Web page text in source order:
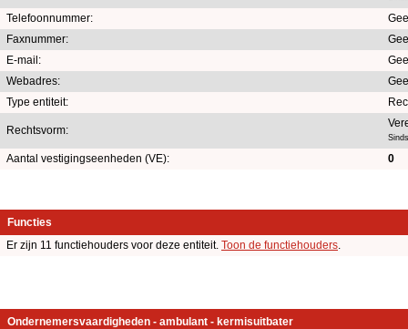
Telefoonnummer:
Faxnummer:
E-mail:
Webadres:
Type entiteit:
Rechtsvorm:
Aantal vestigingseenheden (VE): 0
Functies
Er zijn 11 functiehouders voor deze entiteit. Toon de functiehouders.
Ondernemersvaardigheden - ambulant - kermisuitbater